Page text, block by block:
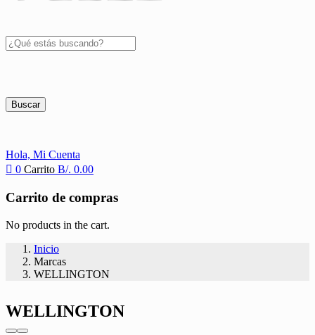
Buscar
Hola, Mi Cuenta
0 Carrito B/. 0.00
Carrito de compras
No products in the cart.
Inicio
Marcas
WELLINGTON
WELLINGTON